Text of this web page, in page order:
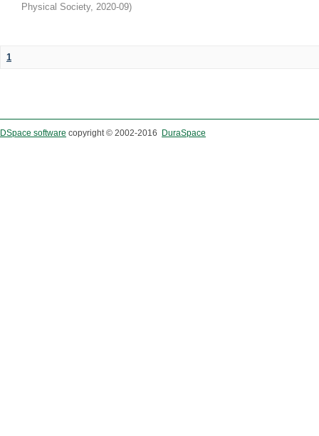
Physical Society, 2020-09)
1
DSpace software copyright © 2002-2016 DuraSpace